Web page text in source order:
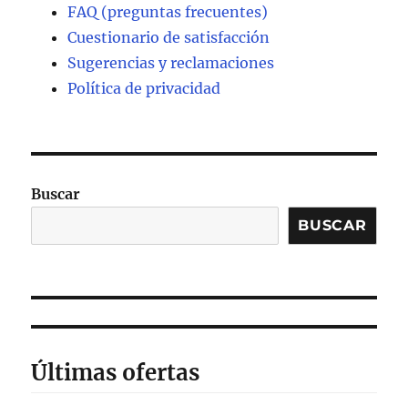
FAQ (preguntas frecuentes)
Cuestionario de satisfacción
Sugerencias y reclamaciones
Política de privacidad
Buscar
BUSCAR
Últimas ofertas